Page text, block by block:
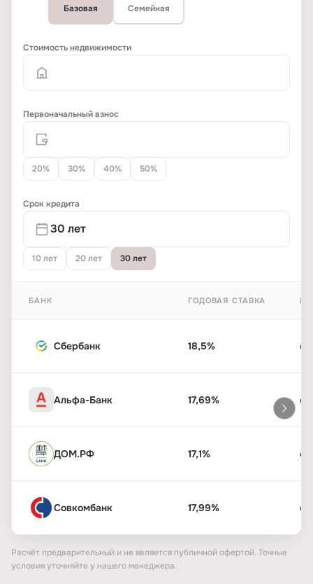
Базовая Семейная
Стоимость недвижимости
Первоначальный взнос
20% 30% 40% 50%
Срок кредита
10 лет 20 лет 30 лет
БАНК ГОДОВАЯ СТАВКА
Сбербанк 18,5%
Альфа-Банк 17,69%
ДОМ.РФ 17,1%
Совкомбанк 17,99%
Расчёт предварительный и не является публичной офертой. Точные
условия уточняйте у нашего менеджера.